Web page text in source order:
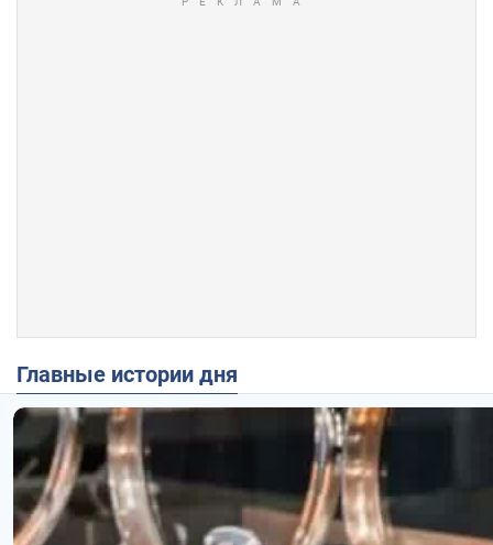
Главные истории дня